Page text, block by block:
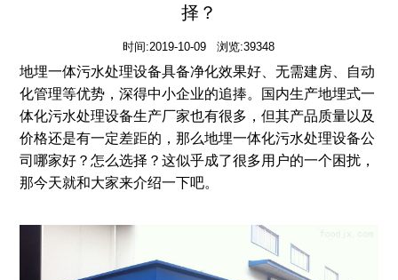
择？
时间:2019-10-09 浏览:39348
地埋一体污水处理设备具备净化效果好、无需建房、自动
化管理等优势，深得中小企业的追捧。国内生产地埋式一
体化污水处理设备生产厂家也有很多，但其产品质量以及
价格还是有一定差距的，那么地埋一体化污水处理设备公
司哪家好？怎么选择？这似乎成了很多用户的一个困扰，
那今天就和大家来介绍一下吧。